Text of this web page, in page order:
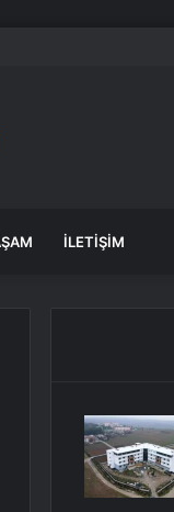
son durum nedir?
İLETIŞIM